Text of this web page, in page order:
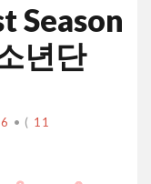
Season
년단
• ( 11